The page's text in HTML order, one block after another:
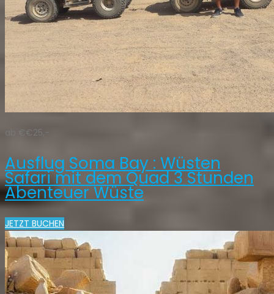
ab €€25,-
Ausflug Soma Bay : Wüsten
Safari mit dem Quad 3 Stunden
Abenteuer Wüste
JETZT BUCHEN